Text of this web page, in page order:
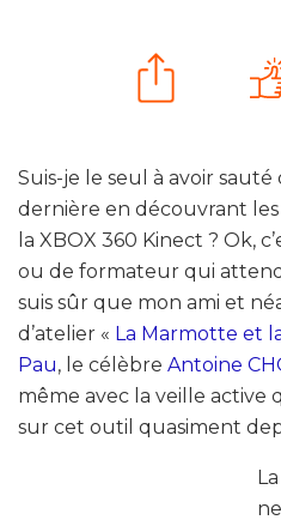
Suis-je le seul à avoir sauté
dernière en découvrant
la XBOX 360 Kinect ? Ok,
ou de formateur qui attend
suis sûr que mon ami et
d’atelier « La Marmotte et
Pau, le célèbre Antoine
même avec la veille active
sur cet outil quasiment